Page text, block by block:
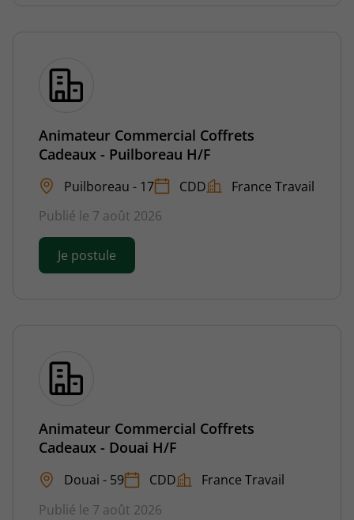
Animateur Commercial Coffrets
Cadeaux - Puilboreau H/F
Puilboreau - 17 CDD
France Travail
Publié le 7 août 2026
Je postule
Animateur Commercial Coffrets
Cadeaux - Douai H/F
Douai - 59 CDD
France Travail
Publié le 7 août 2026